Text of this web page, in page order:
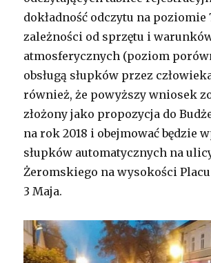
dokładność odczytu na poziomie
zależności od sprzętu i
atmosferycznych (poziom
obsługą słupków przez
również, że powyższy wniosek
złożony jako propozycja do
na rok 2018 i obejmować będzie
słupków automatycznych na
Żeromskiego na wysokości
3 Maja.